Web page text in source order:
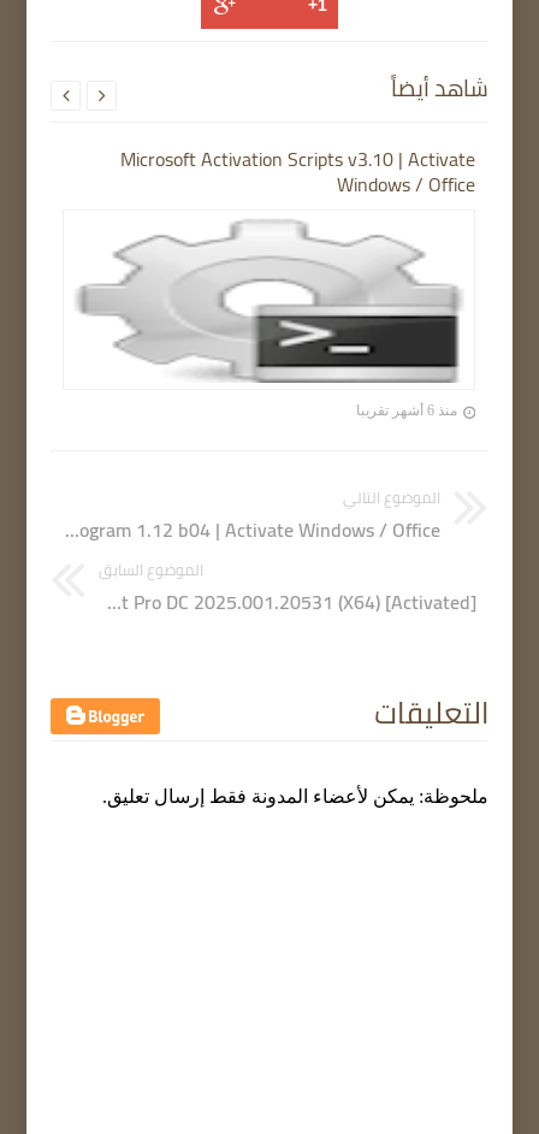
شاهد أيضاً
Microsoft Activation Scripts v3.10 | Activate
Windows / Office
منذ 6 أشهر تقريبا
 
الموضوع التالي
Activation Program 1.12 b04 | Activate Windows / Office
الموضوع السابق
Adobe Acrobat Pro DC 2025.001.20531 (X64) [Activated]
التعليقات
ملحوظة: يمكن لأعضاء المدونة فقط إرسال تعليق.